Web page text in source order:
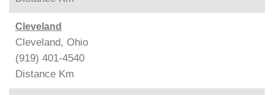
Cleveland
Cleveland, Ohio
(919) 401-4540
Distance Km